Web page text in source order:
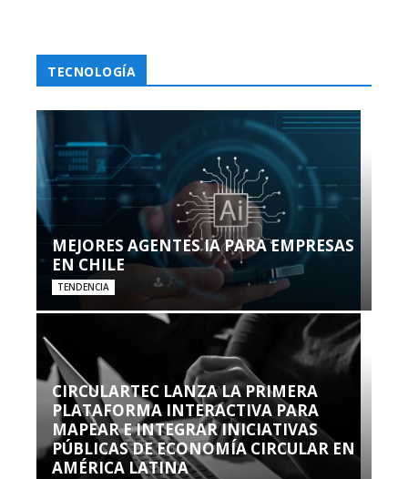
TECNOLOGÍA
MEJORES AGENTES IA PARA EMPRESAS
EN CHILE
TENDENCIA
CIRCULARTEC LANZA LA PRIMERA
PLATAFORMA INTERACTIVA PARA
MAPEAR E INTEGRAR INICIATIVAS
PÚBLICAS DE ECONOMÍA CIRCULAR EN
AMÉRICA LATINA